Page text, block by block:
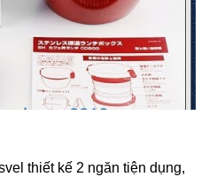
thiết kế 2 ngăn tiện dụng,